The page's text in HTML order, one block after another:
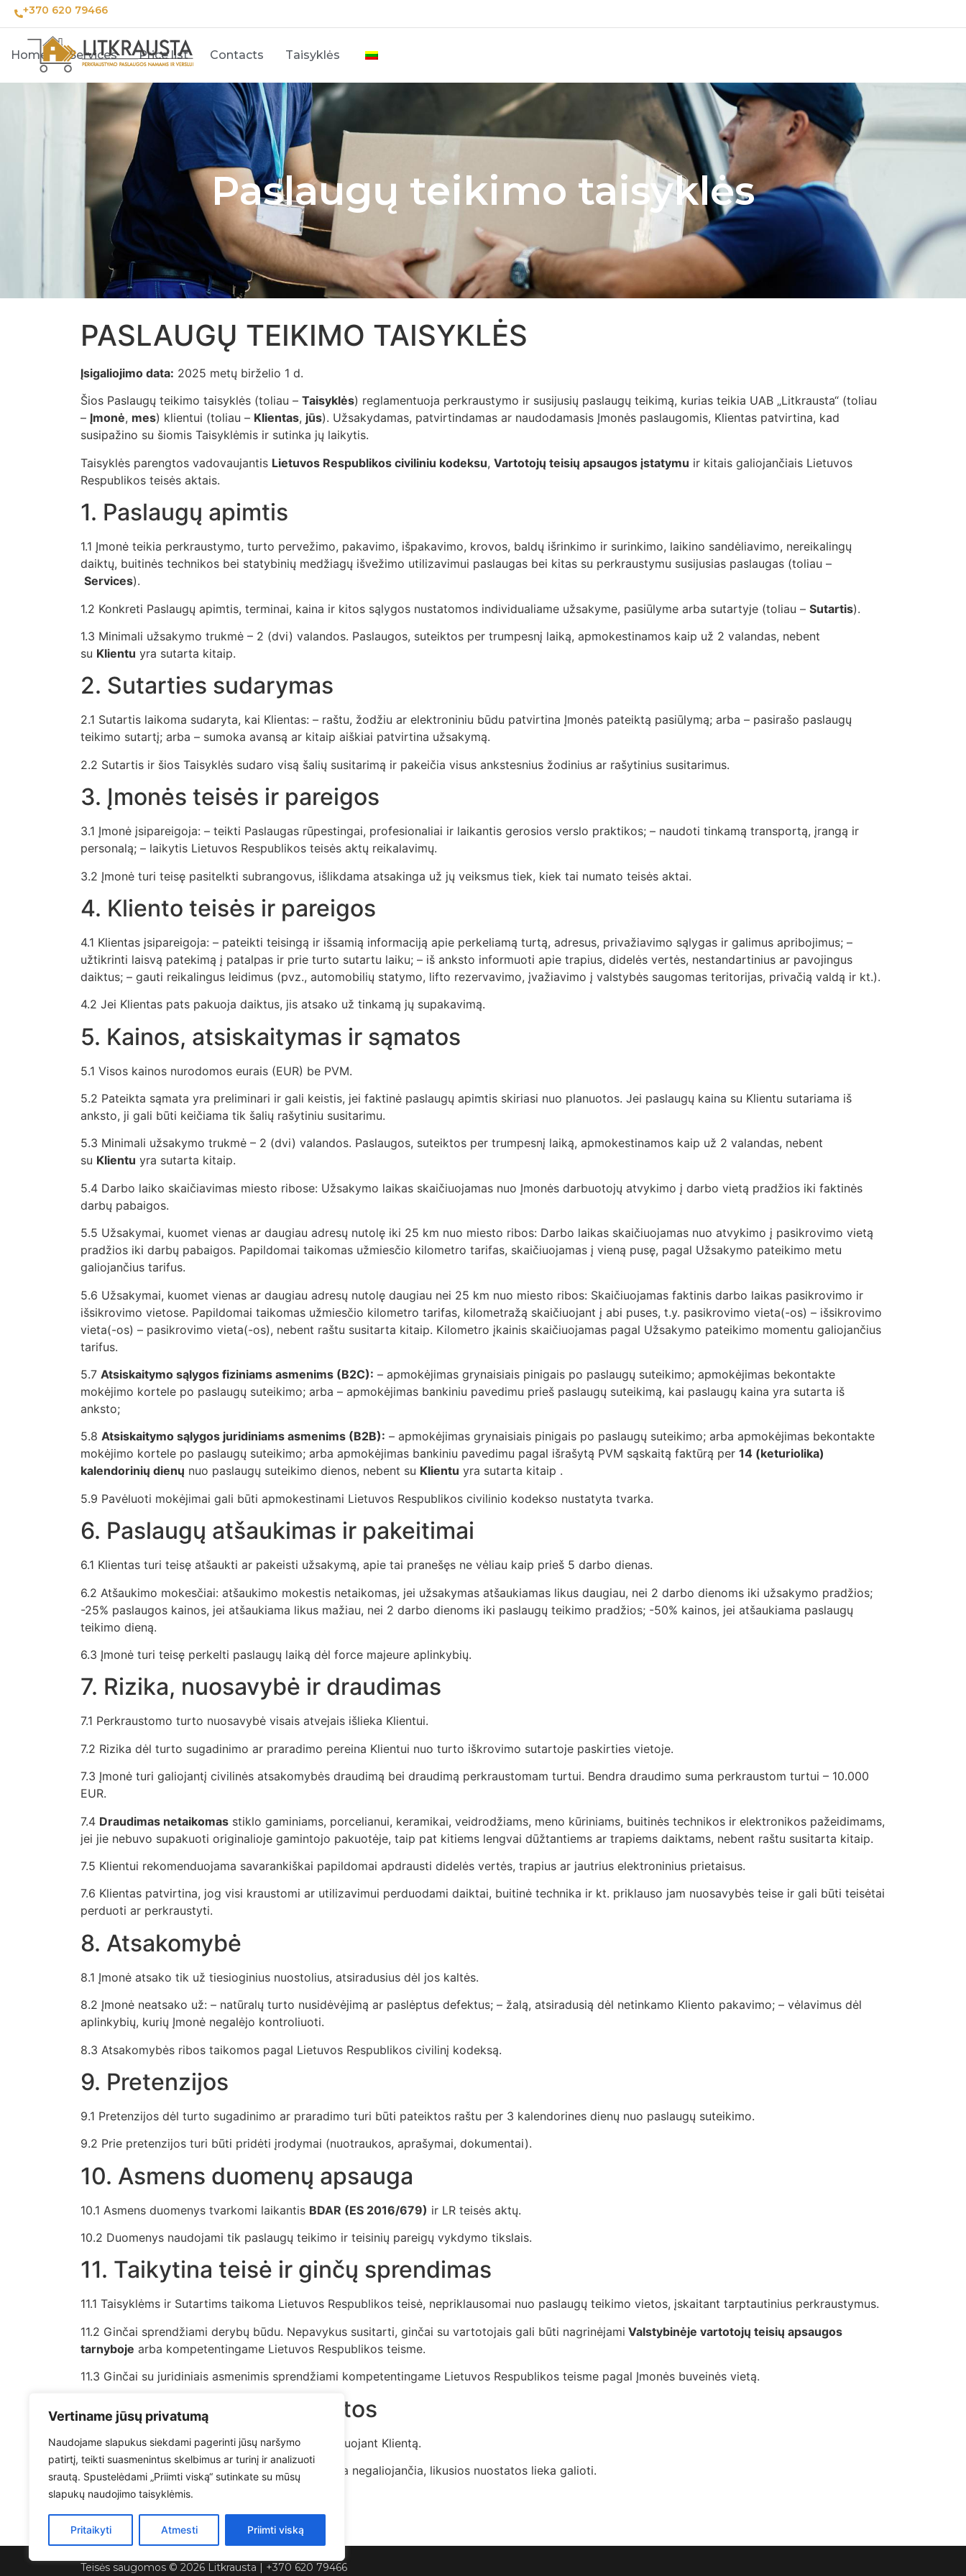
Vertiname jūsų privatumą
Naudojame slapukus siekdami pagerinti jūsų naršymo
patirtį, teikti suasmenintus skelbimus ar turinį ir analizuoti
srautą. Spustelėdami „Priimti viską“ sutinkate su mūsų
slapukų naudojimo taisyklėmis.
Pritaikyti Atmesti Priimti viską
+370 620 79466
Home Services Price list Contacts Taisyklės
Paslaugų teikimo taisyklės
PASLAUGŲ TEIKIMO TAISYKLĖS
Įsigaliojimo data: 2025 metų birželio 1 d.
Šios Paslaugų teikimo taisyklės (toliau – Taisyklės) reglamentuoja perkraustymo ir susijusių paslaugų teikimą, kurias teikia UAB „Litkrausta“ (toliau
– Įmonė, mes) klientui (toliau – Klientas, jūs). Užsakydamas, patvirtindamas ar naudodamasis Įmonės paslaugomis, Klientas patvirtina, kad
susipažino su šiomis Taisyklėmis ir sutinka jų laikytis.
Taisyklės parengtos vadovaujantis Lietuvos Respublikos civiliniu kodeksu, Vartotojų teisių apsaugos įstatymu ir kitais galiojančiais Lietuvos
Respublikos teisės aktais.
1. Paslaugų apimtis
1.1 Įmonė teikia perkraustymo, turto pervežimo, pakavimo, išpakavimo, krovos, baldų išrinkimo ir surinkimo, laikino sandėliavimo, nereikalingų
daiktų, buitinės technikos bei statybinių medžiagų išvežimo utilizavimui paslaugas bei kitas su perkraustymu susijusias paslaugas (toliau –
Services).
1.2 Konkreti Paslaugų apimtis, terminai, kaina ir kitos sąlygos nustatomos individualiame užsakyme, pasiūlyme arba sutartyje (toliau – Sutartis).
1.3 Minimali užsakymo trukmė – 2 (dvi) valandos. Paslaugos, suteiktos per trumpesnį laiką, apmokestinamos kaip už 2 valandas, nebent
su Klientu yra sutarta kitaip.
2. Sutarties sudarymas
2.1 Sutartis laikoma sudaryta, kai Klientas: – raštu, žodžiu ar elektroniniu būdu patvirtina Įmonės pateiktą pasiūlymą; arba – pasirašo paslaugų
teikimo sutartį; arba – sumoka avansą ar kitaip aiškiai patvirtina užsakymą.
2.2 Sutartis ir šios Taisyklės sudaro visą šalių susitarimą ir pakeičia visus ankstesnius žodinius ar rašytinius susitarimus.
3. Įmonės teisės ir pareigos
3.1 Įmonė įsipareigoja: – teikti Paslaugas rūpestingai, profesionaliai ir laikantis gerosios verslo praktikos; – naudoti tinkamą transportą, įrangą ir
personalą; – laikytis Lietuvos Respublikos teisės aktų reikalavimų.
3.2 Įmonė turi teisę pasitelkti subrangovus, išlikdama atsakinga už jų veiksmus tiek, kiek tai numato teisės aktai.
4. Kliento teisės ir pareigos
4.1 Klientas įsipareigoja: – pateikti teisingą ir išsamią informaciją apie perkeliamą turtą, adresus, privažiavimo sąlygas ir galimus apribojimus; –
užtikrinti laisvą patekimą į patalpas ir prie turto sutartu laiku; – iš anksto informuoti apie trapius, didelės vertės, nestandartinius ar pavojingus
daiktus; – gauti reikalingus leidimus (pvz., automobilių statymo, lifto rezervavimo, įvažiavimo į valstybės saugomas teritorijas, privačią valdą ir kt.).
4.2 Jei Klientas pats pakuoja daiktus, jis atsako už tinkamą jų supakavimą.
5. Kainos, atsiskaitymas ir sąmatos
5.1 Visos kainos nurodomos eurais (EUR) be PVM.
5.2 Pateikta sąmata yra preliminari ir gali keistis, jei faktinė paslaugų apimtis skiriasi nuo planuotos. Jei paslaugų kaina su Klientu sutariama iš
anksto, ji gali būti keičiama tik šalių rašytiniu susitarimu.
5.3 Minimali užsakymo trukmė – 2 (dvi) valandos. Paslaugos, suteiktos per trumpesnį laiką, apmokestinamos kaip už 2 valandas, nebent
su Klientu yra sutarta kitaip.
5.4 Darbo laiko skaičiavimas miesto ribose: Užsakymo laikas skaičiuojamas nuo Įmonės darbuotojų atvykimo į darbo vietą pradžios iki faktinės
darbų pabaigos.
5.5 Užsakymai, kuomet vienas ar daugiau adresų nutolę iki 25 km nuo miesto ribos: Darbo laikas skaičiuojamas nuo atvykimo į pasikrovimo vietą
pradžios iki darbų pabaigos. Papildomai taikomas užmiesčio kilometro tarifas, skaičiuojamas į vieną pusę, pagal Užsakymo pateikimo metu
galiojančius tarifus.
5.6 Užsakymai, kuomet vienas ar daugiau adresų nutolę daugiau nei 25 km nuo miesto ribos: Skaičiuojamas faktinis darbo laikas pasikrovimo ir
išsikrovimo vietose. Papildomai taikomas užmiesčio kilometro tarifas, kilometražą skaičiuojant į abi puses, t.y. pasikrovimo vieta(-os) – išsikrovimo
vieta(-os) – pasikrovimo vieta(-os), nebent raštu susitarta kitaip. Kilometro įkainis skaičiuojamas pagal Užsakymo pateikimo momentu galiojančius
tarifus.
5.7 Atsiskaitymo sąlygos fiziniams asmenims (B2C): – apmokėjimas grynaisiais pinigais po paslaugų suteikimo; apmokėjimas bekontakte
mokėjimo kortele po paslaugų suteikimo; arba – apmokėjimas bankiniu pavedimu prieš paslaugų suteikimą, kai paslaugų kaina yra sutarta iš
anksto;
5.8 Atsiskaitymo sąlygos juridiniams asmenims (B2B): – apmokėjimas grynaisiais pinigais po paslaugų suteikimo; arba apmokėjimas bekontakte
mokėjimo kortele po paslaugų suteikimo; arba apmokėjimas bankiniu pavedimu pagal išrašytą PVM sąskaitą faktūrą per 14 (keturiolika)
kalendorinių dienų nuo paslaugų suteikimo dienos, nebent su Klientu yra sutarta kitaip .
5.9 Pavėluoti mokėjimai gali būti apmokestinami Lietuvos Respublikos civilinio kodekso nustatyta tvarka.
6. Paslaugų atšaukimas ir pakeitimai
6.1 Klientas turi teisę atšaukti ar pakeisti užsakymą, apie tai pranešęs ne vėliau kaip prieš 5 darbo dienas.
6.2 Atšaukimo mokesčiai: atšaukimo mokestis netaikomas, jei užsakymas atšaukiamas likus daugiau, nei 2 darbo dienoms iki užsakymo pradžios;
-25% paslaugos kainos, jei atšaukiama likus mažiau, nei 2 darbo dienoms iki paslaugų teikimo pradžios; -50% kainos, jei atšaukiama paslaugų
teikimo dieną.
6.3 Įmonė turi teisę perkelti paslaugų laiką dėl force majeure aplinkybių.
7. Rizika, nuosavybė ir draudimas
7.1 Perkraustomo turto nuosavybė visais atvejais išlieka Klientui.
7.2 Rizika dėl turto sugadinimo ar praradimo pereina Klientui nuo turto iškrovimo sutartoje paskirties vietoje.
7.3 Įmonė turi galiojantį civilinės atsakomybės draudimą bei draudimą perkraustomam turtui. Bendra draudimo suma perkraustom turtui – 10.000
EUR.
7.4 Draudimas netaikomas stiklo gaminiams, porcelianui, keramikai, veidrodžiams, meno kūriniams, buitinės technikos ir elektronikos pažeidimams,
jei jie nebuvo supakuoti originalioje gamintojo pakuotėje, taip pat kitiems lengvai dūžtantiems ar trapiems daiktams, nebent raštu susitarta kitaip.
7.5 Klientui rekomenduojama savarankiškai papildomai apdrausti didelės vertės, trapius ar jautrius elektroninius prietaisus.
7.6 Klientas patvirtina, jog visi kraustomi ar utilizavimui perduodami daiktai, buitinė technika ir kt. priklauso jam nuosavybės teise ir gali būti teisėtai
perduoti ar perkraustyti.
8. Atsakomybė
8.1 Įmonė atsako tik už tiesioginius nuostolius, atsiradusius dėl jos kaltės.
8.2 Įmonė neatsako už: – natūralų turto nusidėvėjimą ar paslėptus defektus; – žalą, atsiradusią dėl netinkamo Kliento pakavimo; – vėlavimus dėl
aplinkybių, kurių Įmonė negalėjo kontroliuoti.
8.3 Atsakomybės ribos taikomos pagal Lietuvos Respublikos civilinį kodeksą.
9. Pretenzijos
9.1 Pretenzijos dėl turto sugadinimo ar praradimo turi būti pateiktos raštu per 3 kalendorines dienų nuo paslaugų suteikimo.
9.2 Prie pretenzijos turi būti pridėti įrodymai (nuotraukos, aprašymai, dokumentai).
10. Asmens duomenų apsauga
10.1 Asmens duomenys tvarkomi laikantis BDAR (ES 2016/679) ir LR teisės aktų.
10.2 Duomenys naudojami tik paslaugų teikimo ir teisinių pareigų vykdymo tikslais.
11. Taikytina teisė ir ginčų sprendimas
11.1 Taisyklėms ir Sutartims taikoma Lietuvos Respublikos teisė, nepriklausomai nuo paslaugų teikimo vietos, įskaitant tarptautinius perkraustymus.
11.2 Ginčai sprendžiami derybų būdu. Nepavykus susitarti, ginčai su vartotojais gali būti nagrinėjami Valstybinėje vartotojų teisių apsaugos
tarnyboje arba kompetentingame Lietuvos Respublikos teisme.
11.3 Ginčai su juridiniais asmenimis sprendžiami kompetentingame Lietuvos Respublikos teisme pagal Įmonės buveinės vietą.
12. Baigiamosios nuostatos
12.1 Taisyklės gali būti keičiamos, apie tai informuojant Klientą.
12.2 Jei kuri nors Taisyklių nuostata pripažįstama negaliojančia, likusios nuostatos lieka galioti.
Atsisiųsti
Teisės saugomos © 2026 Litkrausta | +370 620 79466